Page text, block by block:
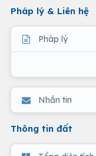
Pháp lý & Liên hệ
Pháp lý
Nhắn tin
Thông tin đất